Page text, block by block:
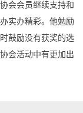
会会员继续支持和
实办精彩。他勉励
鼓励没有获奖的选
会活动中有更加出